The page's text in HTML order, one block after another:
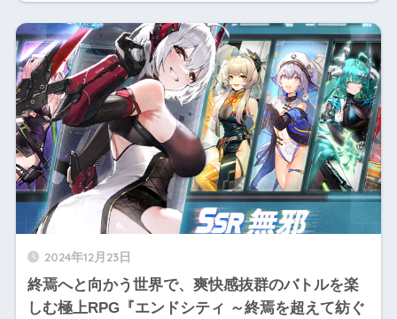
2024年12月23日
終焉へと向かう世界で、爽快感抜群のバトルを楽
しむ極上RPG『エンドシティ ～終焉を超えて紡ぐ